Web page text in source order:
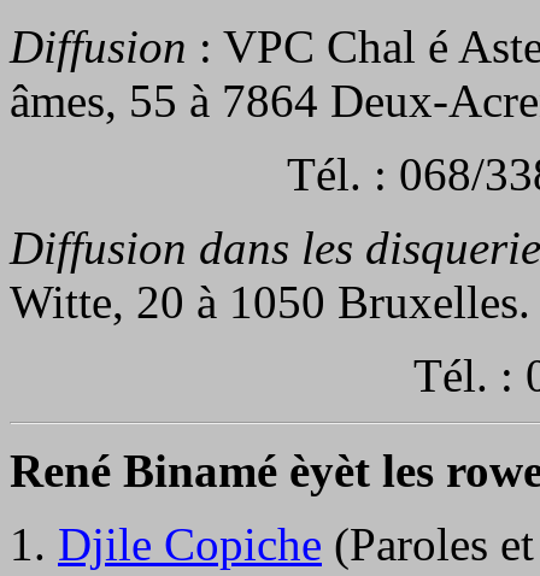
Diffusion : VPC Chal é
âmes, 55 à 7864 Deux-
Tél. : 068/
Diffusion dans les
Witte, 20 à 1050 Bruxelles.
Tél. :
René Binamé èyèt les
1. Djile Copiche (Paroles